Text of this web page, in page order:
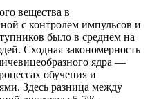
вещества в
с контролем импульсов и
было в среднем на
Сходная закономерность
ядра —
обучения и
Здесь разница между